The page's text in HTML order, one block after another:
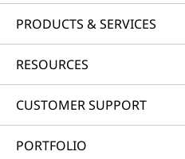
PRODUCTS & SERVICES
RESOURCES
CUSTOMER SUPPORT
PORTFOLIO